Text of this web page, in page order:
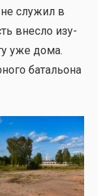
слу­жил в
внес­ло изу­
уже дома.
бата­льо­на